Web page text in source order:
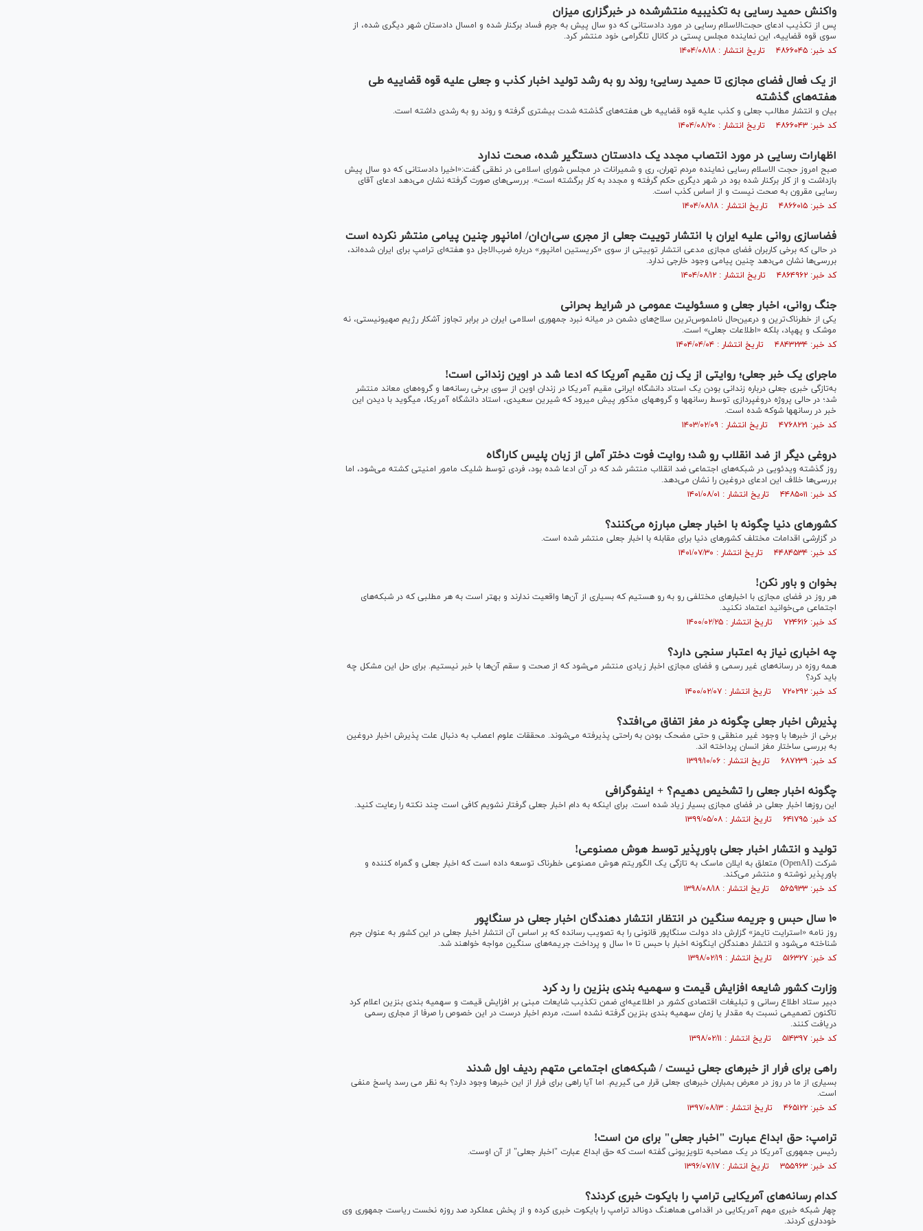
واکنش حمید رسایی به تکذیبیه منتشرشده در خبرگزاری میزان
پس از تکذیب ادعای حجت‌الاسلام رسایی در مورد دادستانی که دو سال پیش به جرم فساد برکنار شده و امسال دادستان شهر دیگری شده، از
سوی قوه قضاییه، این نماینده مجلس پستی در کانال تلگرامی خود منتشر کرد.
کد خبر: ۴۸۶۶۰۴۵ تاریخ انتشار : ۱۴۰۴/۰۸/۱۸
از یک فعال فضای مجازی تا حمید رسایی؛ روند رو به رشد تولید اخبار کذب و جعلی علیه قوه قضاییه طی
هفته‌های گذشته
بیان و انتشار مطالب جعلی و کذب علیه قوه قضاییه طی هفته‌های گذشته شدت بیشتری گرفته و روند رو به رشدی داشته است.
کد خبر: ۴۸۶۶۰۴۳ تاریخ انتشار : ۱۴۰۴/۰۸/۲۰
اظهارات رسایی در مورد انتصاب مجدد یک دادستان دستگیر شده، صحت ندارد
صبح امروز حجت الاسلام رسایی نماینده مردم تهران، ری و شمیرانات در مجلس شورای اسلامی در نطقی گفت:«اخیرا دادستانی که دو سال پیش
بازداشت و از کار برکنار شده بود در شهر دیگری حکم گرفته و مجدد به کار برگشته است». بررسی‌های صورت گرفته نشان می‌دهد ادعای آقای
رسایی مقرون به صحت نیست و از اساس کذب است.
کد خبر: ۴۸۶۶۰۱۵ تاریخ انتشار : ۱۴۰۴/۰۸/۱۸
فضاسازی روانی علیه ایران با انتشار توییت جعلی از مجری سی‌ان‌ان/ امانپور چنین پیامی منتشر نکرده است
در حالی که برخی کاربران فضای مجازی مدعی انتشار توییتی از سوی «کریستین امانپور» درباره ضرب‌الاجل دو هفته‌ای ترامپ برای ایران شده‌اند،
بررسی‌ها نشان می‌دهد چنین پیامی وجود خارجی ندارد.
کد خبر: ۴۸۶۴۹۶۲ تاریخ انتشار : ۱۴۰۴/۰۸/۱۲
جنگ روانی، اخبار جعلی و مسئولیت عمومی در شرایط بحرانی
یکی از خطرناک‌ترین و درعین‌حال ناملموس‌ترین سلاح‌های دشمن در میانه نبرد جمهوری اسلامی ایران در برابر تجاوز آشکار رژیم صهیونیستی، نه
موشک و پهپاد، بلکه «اطلاعات جعلی» است.
کد خبر: ۴۸۴۳۲۳۴ تاریخ انتشار : ۱۴۰۴/۰۴/۰۴
ماجرای یک خبر جعلی؛ روایتی از یک زن مقیم آمریکا که ادعا شد در اوین زندانی است!
به‌تازگی خبری جعلی درباره زندانی بودن یک استاد دانشگاه ایرانی مقیم آمریکا در زندان اوین از سوی برخی رسانه‌ها و گروه‌های معاند منتشر
شد؛ در حالی پروژه دروغ‎پردازی توسط رسانه‎ها و گروه‎های مذکور پیش می‎رود که شیرین سعیدی، استاد دانشگاه آمریکا، می‎گوید با دیدن این
خبر در رسانه‎ها شوکه شده است.
کد خبر: ۴۷۶۸۲۲۱ تاریخ انتشار : ۱۴۰۳/۰۲/۰۹
دروغی دیگر از ضد انقلاب رو شد؛ روایت فوت دختر آملی از زبان پلیس کاراگاه
روز گذشته ویدئویی در شبکه‌های اجتماعی ضد انقلاب منتشر شد که در آن ادعا شده بود، فردی توسط شلیک مامور امنیتی کشته می‌شود، اما
بررسی‌ها خلاف این ادعای دروغین را نشان می‌دهد.
کد خبر: ۴۴۸۵۰۱۱ تاریخ انتشار : ۱۴۰۱/۰۸/۰۱
کشورهای دنیا چگونه با اخبار جعلی مبارزه می‌کنند؟
در گزارشی اقدامات مختلف کشورهای دنیا برای مقابله با اخبار جعلی منتشر شده است.
کد خبر: ۴۴۸۴۵۳۴ تاریخ انتشار : ۱۴۰۱/۰۷/۳۰
بخوان و باور نکن!
هر روز در فضای مجازی با اخبار‌های مختلفی رو به رو هستیم که بسیاری از آن‌ها واقعیت ندارند و بهتر است به هر مطلبی که در شبکه‌های
اجتماعی می‌خوانید اعتماد نکنید.
کد خبر: ۷۲۴۶۱۶ تاریخ انتشار : ۱۴۰۰/۰۲/۲۵
چه اخباری نیاز به اعتبار سنجی دارد؟
همه روزه در رسانه‌های غیر رسمی و فضای مجازی اخبار زیادی منتشر می‌شود که از صحت و سقم آن‌ها با خبر نیستیم. برای حل این مشکل چه
باید کرد؟
کد خبر: ۷۲۰۲۹۲ تاریخ انتشار : ۱۴۰۰/۰۲/۰۷
پذیرش اخبار جعلی چگونه در مغز اتفاق می‌افتد؟
برخی از خبر‌ها با وجود غیر منطقی و حتی مضحک بودن به راحتی پذیرفته می‌شوند. محققات علوم اعصاب به دنبال علت پذیرش اخبار دروغین
به بررسی ساختار مغز انسان پرداخته اند.
کد خبر: ۶۸۷۲۳۹ تاریخ انتشار : ۱۳۹۹/۱۰/۰۶
چگونه اخبار جعلی را تشخیص دهیم؟ + اینفوگرافی
این روز‌ها اخبار جعلی در فضای مجازی بسیار زیاد شده است. برای اینکه به دام اخبار جعلی گرفتار نشویم کافی است چند نکته را رعایت کنید.
کد خبر: ۶۴۱۷۹۵ تاریخ انتشار : ۱۳۹۹/۰۵/۰۸
تولید و انتشار اخبار جعلی باورپذیر توسط هوش مصنوعی!
شرکت (OpenAI) متعلق به ایلان ماسک به تازگی یک الگوریتم هوش مصنوعی خطرناک توسعه داده است که اخبار جعلی و گمراه کننده و
باورپذیر نوشته و منتشر می‌کند.
کد خبر: ۵۶۵۹۳۳ تاریخ انتشار : ۱۳۹۸/۰۸/۱۸
۱۰ سال حبس و جریمه سنگین در انتظار انتشار دهندگان اخبار جعلی در سنگاپور
روز نامه «استرایت تایمز» گزارش داد دولت سنگاپور قانونی را به تصویب رسانده که بر اساس آن انتشار اخبار جعلی در این کشور به عنوان جرم
شناخته می‌شود و انتشار دهندگان اینگونه اخبار با حبس تا ۱۰ سال و پرداخت جریمه‌های سنگین مواجه خواهند شد.
کد خبر: ۵۱۶۳۲۷ تاریخ انتشار : ۱۳۹۸/۰۲/۱۹
وزارت کشور شایعه افزایش قیمت و سهمیه بندی بنزین را رد کرد
دبیر ستاد اطلاع رسانی و تبلیغات اقتصادی کشور در اطلاعیه‌ای ضمن تکذیب شایعات مبنی بر افزایش قیمت و سهمیه بندی بنزین اعلام کرد
تاکنون تصمیمی نسبت به مقدار یا زمان سهمیه بندی بنزین گرفته نشده است، مردم اخبار درست در این خصوص را صرفا از مجاری رسمی
دریافت کنند.
کد خبر: ۵۱۴۳۹۷ تاریخ انتشار : ۱۳۹۸/۰۲/۱۱
راهی برای فرار از خبر‌های جعلی نیست / شبکه‌های اجتماعی متهم ردیف اول شدند
بسیاری از ما در روز در معرض بمباران خبرهای جعلی قرار می گیریم. اما آیا راهی برای فرار از این خبرها وجود دارد؟ به نظر می رسد پاسخ منفی
است.
کد خبر: ۴۶۵۱۲۲ تاریخ انتشار : ۱۳۹۷/۰۸/۱۳
ترامپ: حق ابداع عبارت "اخبار جعلی" برای من است!
رئیس جمهوری آمریکا در یک مصاحبه تلویزیونی گفته است که حق ابداع عبارت "اخبار جعلی" از آن اوست.
کد خبر: ۳۵۵۹۶۳ تاریخ انتشار : ۱۳۹۶/۰۷/۱۷
کدام رسانه‌های آمریکایی ترامپ را بایکوت خبری کردند؟
چهار شبکه خبری مهم آمریکایی در اقدامی هماهنگ دونالد ترامپ را بایکوت خبری کرده و از پخش عملکرد صد روزه نخست ریاست جمهوری وی
خودداری کردند.